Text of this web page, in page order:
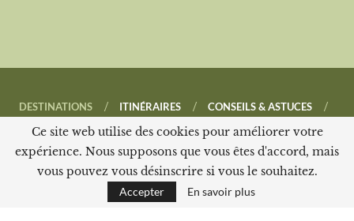
DESTINATIONS ITINÉRAIRES
CONSEILS & ASTUCES
TEMPLATE NOTION
À PROPOS CONTACT
Ce site web utilise des cookies pour améliorer votre
expérience. Nous supposons que vous êtes d'accord, mais
vous pouvez vous désinscrire si vous le souhaitez.
Accepter En savoir plus